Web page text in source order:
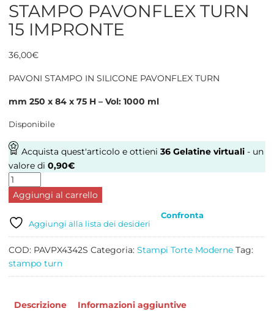
STAMPO PAVONFLEX TURN
15 IMPRONTE
36,00€
PAVONI STAMPO IN SILICONE PAVONFLEX TURN
mm 250 x 84 x 75 H – Vol: 1000 ml
Disponibile
Acquista quest'articolo e ottieni 36Gelatine virtuali- un
valore di 0,90€
STAMPO
PAVONFLEX
TURN
15
IMPRONTE
quantità
Aggiungi al carrello
Aggiungi alla lista dei desideri
Confronta
COD: PAVPX4342S Categoria: Stampi Torte Moderne Tag:
stampo turn
Descrizione Informazioni aggiuntive